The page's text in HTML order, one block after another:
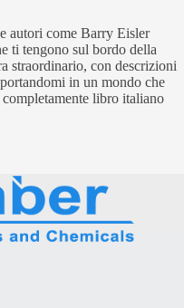
autori come Barry Eisler
ti tengono sul bordo della
straordinario, con descrizioni
in un mondo che
libro italiano